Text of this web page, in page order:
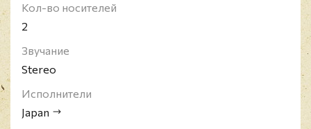
Кол-во носителей
2
Звучание
Stereo
Исполнители
Japan